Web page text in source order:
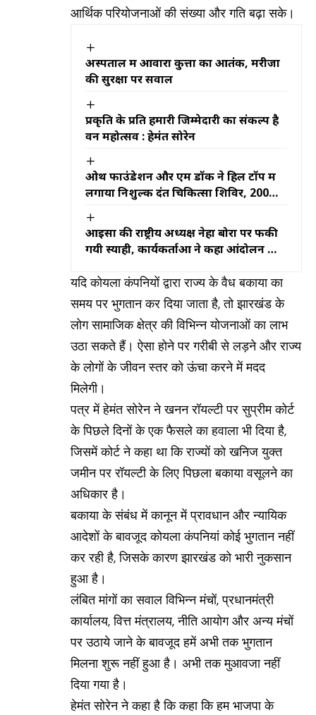
आर्थिक परियोजनाओं की संख्या और गति बढ़ा सके।
अस्पताल में आवारा कुत्तों का आतंक, मरीजों
की सुरक्षा पर सवाल
प्रकृति के प्रति हमारी जिम्मेदारी का संकल्प है
वन महोत्सव : हेमंत सोरेन
ओथ फाउंडेशन और एम डॉक ने हिल टॉप में
लगाया निशुल्क दंत चिकित्सा शिविर, 200
आइसा की राष्ट्रीय अध्यक्ष नेहा बोरा पर फेंकी
गयी स्याही, कार्यकर्ताओं ने कहा आंदोलन को
यदि कोयला कंपनियों द्वारा राज्य के वैध बकाया का
समय पर भुगतान कर दिया जाता है, तो झारखंड के
लोग सामाजिक क्षेत्र की विभिन्न योजनाओं का लाभ
उठा सकते हैं। ऐसा होने पर गरीबी से लड़ने और राज्य
के लोगों के जीवन स्तर को ऊंचा करने में मदद
मिलेगी।
पत्र में हेमंत सोरेन ने खनन रॉयल्टी पर सुप्रीम कोर्ट
के पिछले दिनों के एक फैसले का हवाला भी दिया है,
जिसमें कोर्ट ने कहा था कि राज्यों को खनिज युक्त
जमीन पर रॉयल्टी के लिए पिछला बकाया वसूलने का
अधिकार है।
बकाया के संबंध में कानून में प्रावधान और न्यायिक
आदेशों के बावजूद कोयला कंपनियां कोई भुगतान नहीं
कर रही है, जिसके कारण झारखंड को भारी नुकसान
हुआ है।
लंबित मांगों का सवाल विभिन्न मंचों, प्रधानमंत्री
कार्यालय, वित्त मंत्रालय, नीति आयोग और अन्य मंचों
पर उठाये जाने के बावजूद हमें अभी तक भुगतान
मिलना शुरू नहीं हुआ है। अभी तक मुआवजा नहीं
दिया गया है।
हेमंत सोरेन ने कहा है कि कहा कि हम भाजपा के